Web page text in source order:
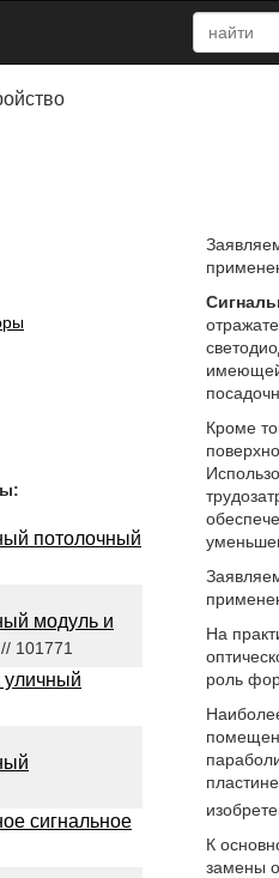
имеющей
Кроме
На
роль
К
замены
потолочный
модуль и
// 101771
уличный
сигнальное